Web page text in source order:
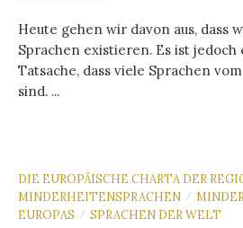
Heute gehen wir davon aus, dass
Sprachen existieren. Es ist
Tatsache, dass viele Sprachen
sind. ...
DIE EUROPÄISCHE CHARTA DER
MINDERHEITENSPRACHEN /
EUROPAS
/ SPRACHEN DER WELT